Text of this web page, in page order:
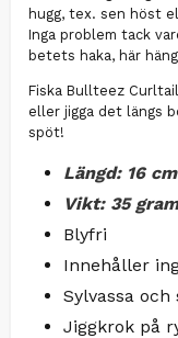
hugg, tex. sen höst
Inga problem tack
betets haka, här
Fiska Bullteez
eller jigga det längs
spöt!
Längd: 16 cm
Vikt: 35 gram
Blyfri
Innehåller
Sylvassa
Jiggkrok på